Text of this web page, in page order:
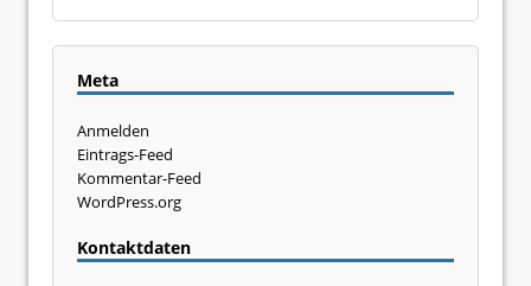
Meta
Anmelden
Eintrags-Feed
Kommentar-Feed
WordPress.org
Kontaktdaten